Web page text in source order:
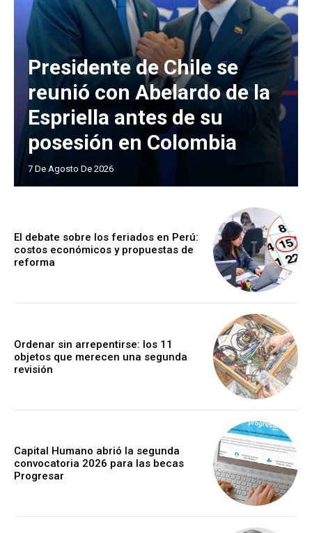
Presidente de Chile se
reunió con Abelardo de la
Espriella antes de su
posesión en Colombia
7 De Agosto De 2026
El debate sobre los feriados en Perú:
costos económicos y propuestas de
reforma
Ordenar sin arrepentirse: los 11
objetos que merecen una segunda
revisión
Capital Humano abrió la segunda
convocatoria 2026 para las becas
Progresar